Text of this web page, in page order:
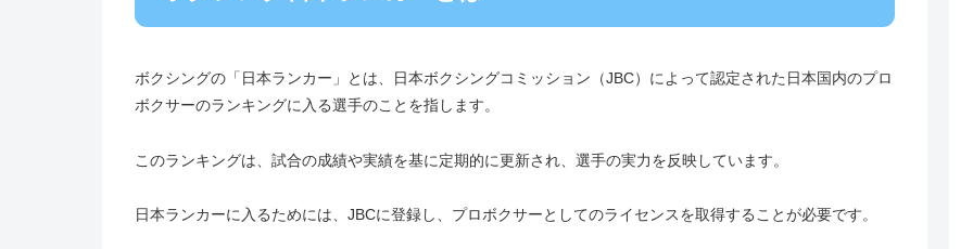
ボクシングの「日本ランカー」とは、日本ボクシングコミッション（JBC）によって認定された日本国内のプロ
ボクサーのランキングに入る選手のことを指します。
このランキングは、試合の成績や実績を基に定期的に更新され、選手の実力を反映しています。
日本ランカーに入るためには、JBCに登録し、プロボクサーとしてのライセンスを取得することが必要です。